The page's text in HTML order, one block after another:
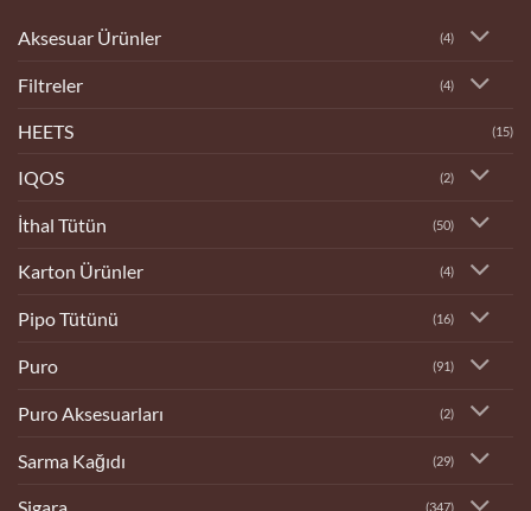
Aksesuar Ürünler (4)
Filtreler (4)
HEETS (15)
IQOS (2)
İthal Tütün (50)
Karton Ürünler (4)
Pipo Tütünü (16)
Puro (91)
Puro Aksesuarları (2)
Sarma Kağıdı (29)
(347)